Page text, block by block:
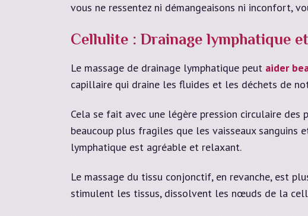
vous ne ressentez ni démangeaisons ni inconfort,
Cellulite : Drainage lymphatique
Le massage de drainage lymphatique peut aider
capillaire qui draine les fluides et les déchets de
Cela se fait avec une légère pression circulaire
beaucoup plus fragiles que les vaisseaux
lymphatique est agréable et relaxant.
Le massage du tissu conjonctif, en revanche, est
stimulent les tissus, dissolvent les nœuds de la